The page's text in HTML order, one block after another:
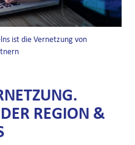
ist die Vernetzung von
REGION &